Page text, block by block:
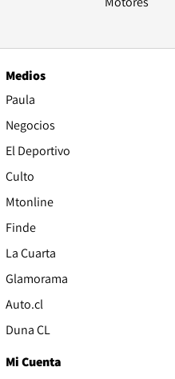
Medios
Paula
Negocios
El Deportivo
Culto
Mtonline
Finde
La Cuarta
Glamorama
Auto.cl
Duna CL
Mi Cuenta